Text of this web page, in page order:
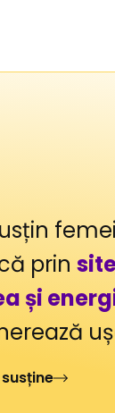
prin
și